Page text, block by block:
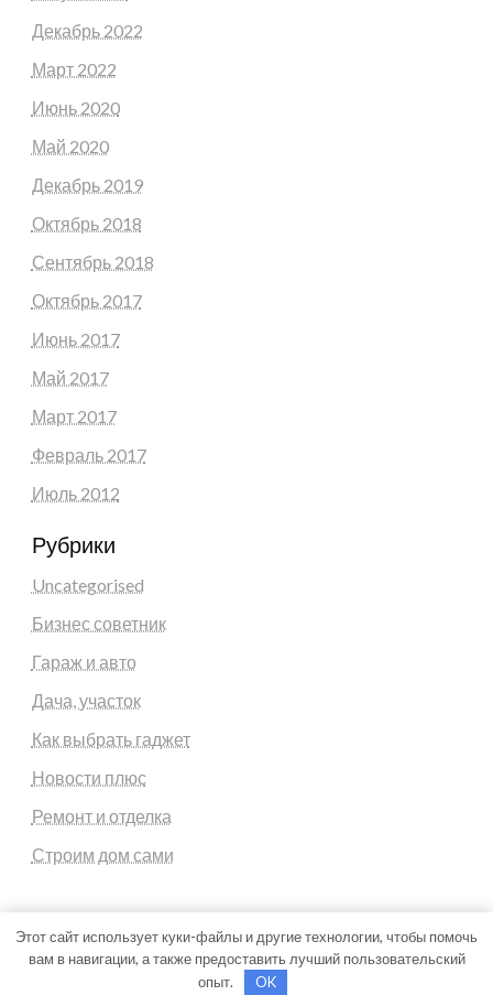
Декабрь 2022
Март 2022
Июнь 2020
Май 2020
Декабрь 2019
Октябрь 2018
Сентябрь 2018
Октябрь 2017
Июнь 2017
Май 2017
Март 2017
Февраль 2017
Июль 2012
Рубрики
Uncategorised
Бизнес советник
Гараж и авто
Дача, участок
Как выбрать гаджет
Новости плюс
Ремонт и отделка
Строим дом сами
Theme by Silk Themes
Этот сайт использует куки-файлы и другие технологии, чтобы помочь
вам в навигации, а также предоставить лучший пользовательский
опыт.
OK